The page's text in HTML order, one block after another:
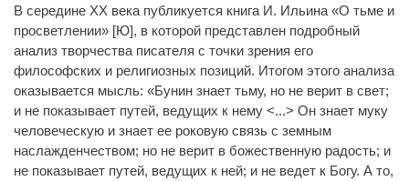
В середине XX века публикуется книга И. Ильина «О тьме и
просветлении» [Ю], в которой представлен подробный
анализ творчества писателя с точки зрения его
философских и религиозных позиций. Итогом этого анализа
оказывается мысль: «Бунин знает тьму, но не верит в свет;
и не показывает путей, ведущих к нему <...> Он знает муку
человеческую и знает ее роковую связь с земным
наслажденчеством; но не верит в божественную радость; и
не показывает путей, ведущих к ней; и не ведет к Богу. А то,